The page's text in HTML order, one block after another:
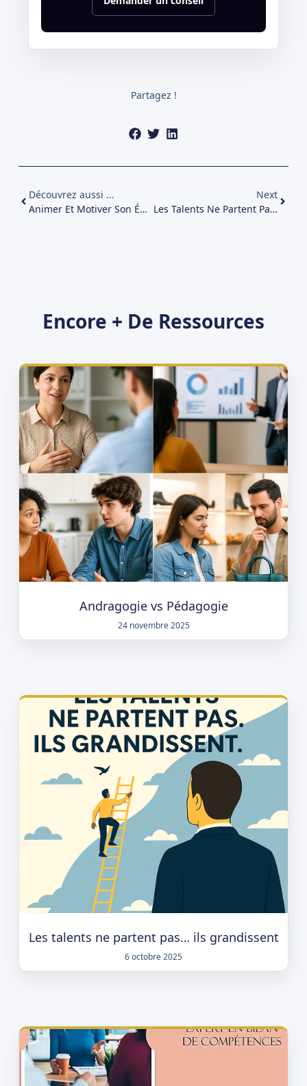
Partagez !
Découvrez aussi ...
Animer Et Motiver Son Équipe
Next
Les Talents Ne Partent Pas… Ils Grandissent
Encore + De Ressources
Andragogie vs Pédagogie
24 novembre 2025
Les talents ne partent pas… ils grandissent
6 octobre 2025